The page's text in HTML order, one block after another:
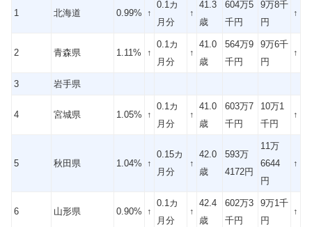
1 北海道 0.99% ↑
0.1カ
月分
↑
41.3
歳
604万5
千円
9万8千
円
↑
2 青森県 1.11% ↑
0.1カ
月分
↑
41.0
歳
564万9
千円
9万6千
円
↑
3 岩手県
4 宮城県 1.05% ↑
0.1カ
月分
↑
41.0
歳
603万7
千円
10万1
千円
↑
5 秋田県 1.04% ↑
0.15カ
月分
↑
42.0
歳
593万
4172円
11万
6644
円
↑
6 山形県 0.90% ↑
0.1カ
月分
↑
42.4
歳
602万3
千円
9万1千
円
↑